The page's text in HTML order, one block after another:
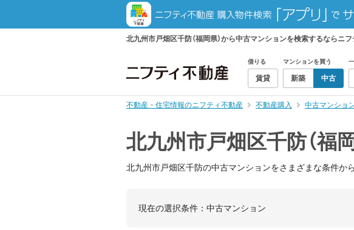
北九州市戸畑区千防（福岡県）から中古マンションを検索するならニ
借りる
賃貸
マンションを買う
新築 中古
不動産・住宅情報のニフティ不動産 不動産購入 中古マンショ
北九州市戸畑区千防（福
北九州市戸畑区千防の中古マンションをさまざまな条件か
現在の選択条件： 中古マンション